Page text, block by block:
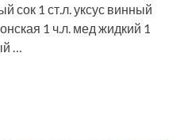
сок 1 ст.л. уксус винный
1 ч.л. мед жидкий 1
…